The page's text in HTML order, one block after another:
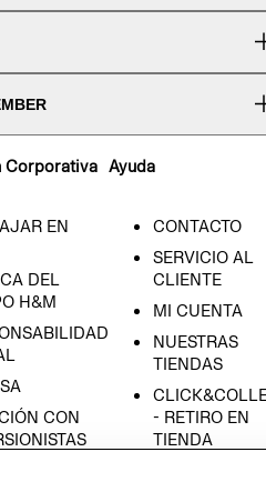
Corporativa
EN
DEL
H&M
CON
Ayuda
CONTACTO
SERVICIO AL
CLIENTE
MI CUENTA
NUESTRAS
TIENDAS
- RETIRO EN
TIENDA